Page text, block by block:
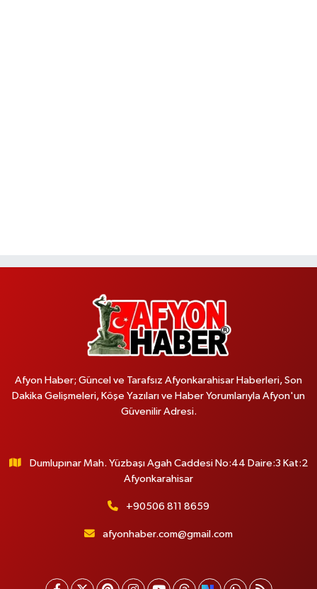
Afyon Haber; Güncel ve Tarafsız Afyonkarahisar Haberleri, Son
Dakika Gelişmeleri, Köşe Yazıları ve Haber Yorumlarıyla Afyon'un
Güvenilir Adresi.
Dumlupınar Mah. Yüzbaşı Agah Caddesi No:44 Daire:3 Kat:2
Afyonkarahisar
+90506 811 8659
afyonhaber.com@gmail.com